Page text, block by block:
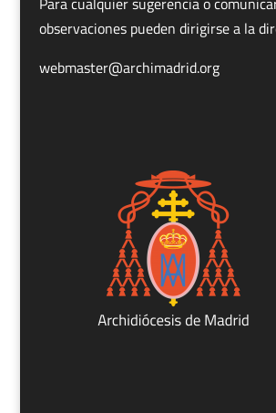
observaciones pueden dirigirse a la
webmaster@archimadrid.org